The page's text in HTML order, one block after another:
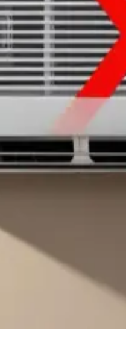
Abertas:
Escolher?
para 2025
Como Resolver